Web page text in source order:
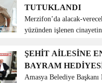
kumpasç...
TUTUKLANDI
Merzifon’da alacak-
yüzünden işlenen
Sitesinde çıkan tartışma
Muharrem A.’yı pompalı
öldüren Nevzat A. çı...
ŞEHİT AİLESİNE
BAYRAM
Amasya Belediye Başkanı